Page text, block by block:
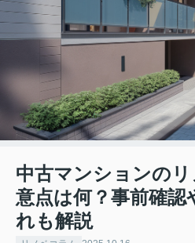
中古マンションの
意点は何？事前確認
れも解説